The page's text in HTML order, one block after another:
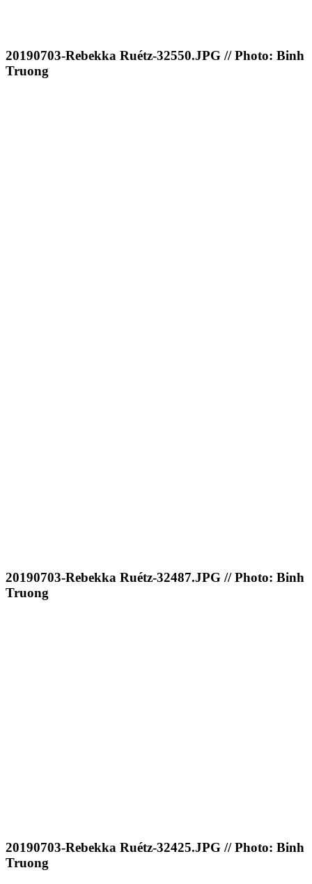
20190703-Rebekka Ruétz-32550.JPG // Photo: Binh
Truong
20190703-Rebekka Ruétz-32487.JPG // Photo: Binh
Truong
20190703-Rebekka Ruétz-32425.JPG // Photo: Binh
Truong